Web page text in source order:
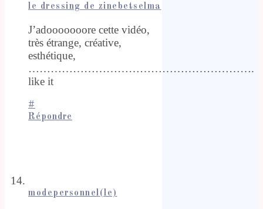
le dressing de zinebetselma
J’adooooooore cette vidéo,
très étrange, créative,
esthétique,
…………………………………………………….
like it
#
Répondre
modepersonnel(le)